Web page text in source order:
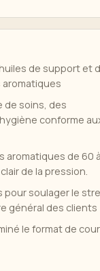
de support et
aromatiques
de soins, des
conforme
aromatiques de 60
de la pression.
pour soulager le
général des clients
le format de